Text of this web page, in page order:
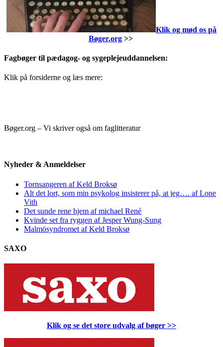
Klik og mød os på
Bøger.org>>
Fagbøger til pædagog- og sygeplejeuddannelsen:
Klik på forsiderne og læs mere:
Bøger.org – Vi skriver også om faglitteratur
Nyheder & Anmeldelser
Tornsangeren af Keld Broksø
Alt det lort, som min psykolog insisterer på, at jeg…. af Lone
Vith
Det sunde rene hjem af michael René
Kvinde set fra ryggen af Jesper Wung-Sung
Malmösyndromet af Keld Broksø
SAXO
Klik og se det store udvalg af bøger >>